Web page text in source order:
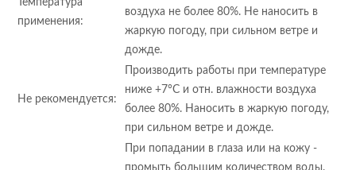
Температура
применения:
воздуха не более 80%. Не наносить в
жаркую погоду, при сильном ветре и
дожде.
Не рекомендуется:
Производить работы при температуре
ниже +7°С и отн. влажности воздуха
более 80%. Наносить в жаркую погоду,
при сильном ветре и дожде.
При попадании в глаза или на кожу -
промыть большим количеством воды.